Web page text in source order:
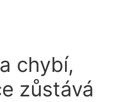
chybí,
zůstává